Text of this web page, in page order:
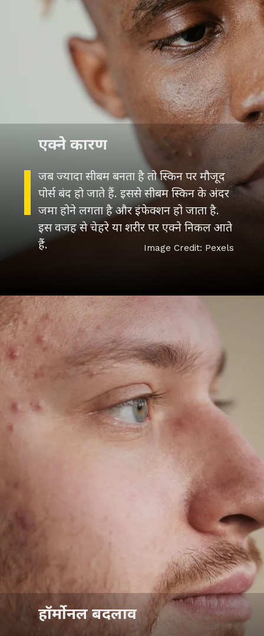
जब ज्यादा सीबम बनता है तो स्किन पर मौजूद
पोर्स बंद हो जाते हैं. इससे सीबम स्किन के अंदर
जमा होने लगता है और इंफेक्शन हो जाता है.
इस वजह से चेहरे या शरीर पर एक्ने निकल आते
हैं.
Image Credit: Pexels